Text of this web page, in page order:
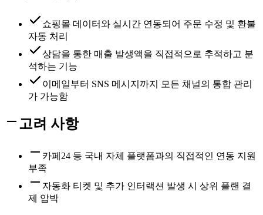
쇼핑몰 데이터와 실시간 연동되어 주문 수정 및 환불
자동 처리
상담을 통한 매출 발생액을 직접적으로 추적하고 분
석하는 기능
이메일부터 SNS 메시지까지 모든 채널의 통합 관리
가 가능함
고려 사항
카페24 등 국내 자체 플랫폼과의 직접적인 연동 지원
부족
자동화 티켓 및 추가 인터랙션 발생 시 상위 플랜 결
제 압박